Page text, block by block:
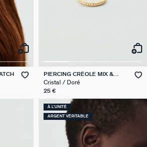
PIERCING CRÉOLE MIX &
MATCH
Cristal / Doré
25 €
À L'UNITÉ
ARGENT VÉRITABLE